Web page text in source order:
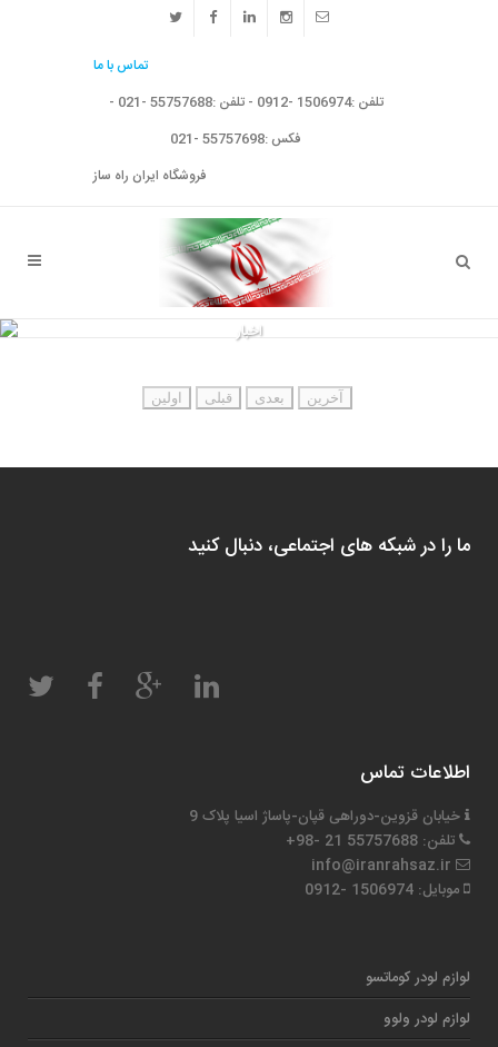
تماس با ما
تلفن :1506974 -0912 - تلفن :55757688 -021 -
فکس :55757698 -021
فروشگاه ایران راه ساز
اخبار
ما را در شبکه های اجتماعی، دنبال کنید
اطلاعات تماس
خیابان قزوین-دوراهی قپان-پاساژ اسیا پلاک 9
تلفن: 55757688 21 -98+
موبایل: 1506974 -0912
لوازم لودر کوماتسو
لوازم لودر ولوو